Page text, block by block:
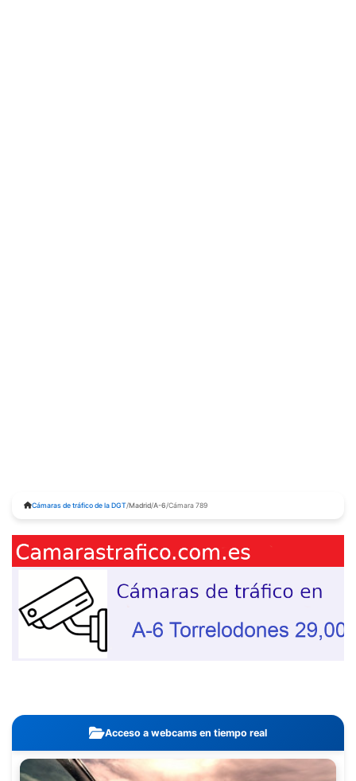
Cámaras de tráfico de la DGT/Madrid/A-6 /Cámara 789
Acceso a webcams en tiempo real